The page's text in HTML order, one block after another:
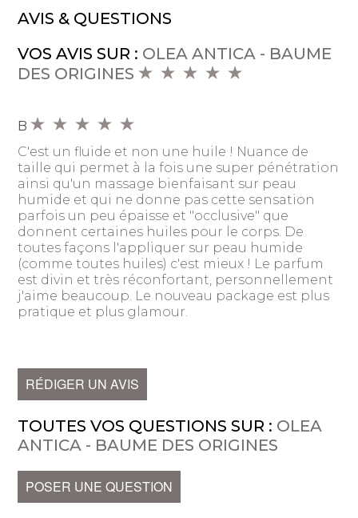
AVIS & QUESTIONS
VOS AVIS SUR : OLEA ANTICA - BAUME
DES ORIGINES
B
C'est un fluide et non une huile ! Nuance de
taille qui permet à la fois une super pénétration
ainsi qu'un massage bienfaisant sur peau
humide et qui ne donne pas cette sensation
parfois un peu épaisse et "occlusive" que
donnent certaines huiles pour le corps. De
toutes façons l'appliquer sur peau humide
(comme toutes huiles) c'est mieux ! Le parfum
est divin et très réconfortant, personnellement
j'aime beaucoup. Le nouveau package est plus
pratique et plus glamour.
RÉDIGER UN AVIS
TOUTES VOS QUESTIONS SUR : OLEA
ANTICA - BAUME DES ORIGINES
POSER UNE QUESTION